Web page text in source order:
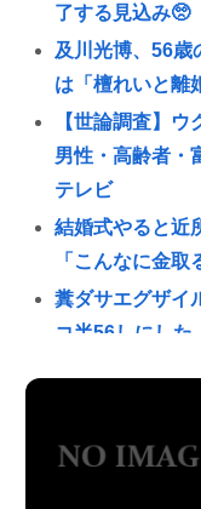
了する見込み🥺
及川光博、56歳
は「檀れいと離
【世論調査】ウ
男性・高齢者・
テレビ
結婚式やると近
「こんなに金
糞ダサエグザイ
コ半56しにした。
も素っ気ない
A💕V女優『瀬
し、弱男が大